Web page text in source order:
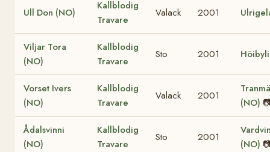
Ull Don (NO)
Kallblodig
Travare
Valack 2001
Viljar Tora
(NO)
Kallblodig
Travare
Sto 2001
Vorset Ivers
(NO)
Kallblodig
Travare
Valack 2001
(NO)
Ådalsvinni
(NO)
Kallblodig
Travare
Sto 2001
(NO)